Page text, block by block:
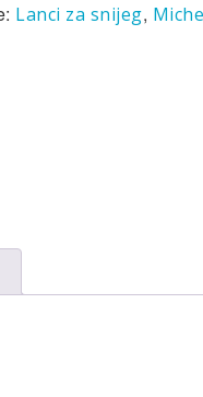
Lanci za snijeg,